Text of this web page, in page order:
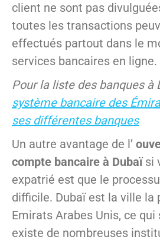
client ne sont pas
toutes les transactions
effectués partout dans le
services bancaires en ligne.
Pour la liste des banques à
système bancaire des
ses différentes banques
Un autre avantage de l’
compte bancaire à Dubaïsi
expatrié est que le
difficile. Dubaï est la ville la
Emirats Arabes Unis, ce qui
existe de nombreuses